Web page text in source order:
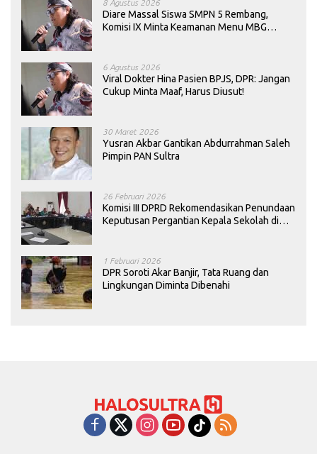
8 Agustus 2026
Diare Massal Siswa SMPN 5 Rembang,
Komisi IX Minta Keamanan Menu MBG
6 Agustus 2026
Viral Dokter Hina Pasien BPJS, DPR: Jangan
Cukup Minta Maaf, Harus Diusut!
30 Maret 2026
Yusran Akbar Gantikan Abdurrahman Saleh
Pimpin PAN Sultra
26 Februari 2026
Komisi III DPRD Rekomendasikan Penundaan
Keputusan Pergantian Kepala Sekolah di
1 Februari 2026
DPR Soroti Akar Banjir, Tata Ruang dan
Lingkungan Diminta Dibenahi